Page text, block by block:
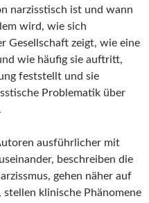
narzisstisch ist und wann
wird, wie sich
Gesellschaft zeigt, wie eine
wie häufig sie auftritt,
feststellt und sie
Problematik über
ausführlicher mit
beschreiben die
gehen näher auf
klinische Phänomene